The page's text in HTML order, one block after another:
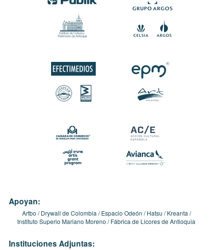
Apoyan:
Artbo Drywall de Colombia Espacio Odeón Hatsu
Kreanta
Instituto Superio Mariano Moreno
Fábrica de Licores de Antioquia
Instituciones Adjuntas: